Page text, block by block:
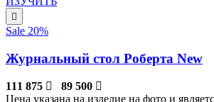
Sale 20%
Журнальный стол Роберта New
111 875
89 500
Цена указана на изделие на фото и